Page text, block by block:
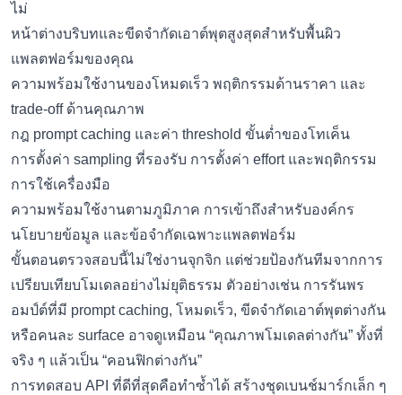
ไม่
หน้าต่างบริบทและขีดจำกัดเอาต์พุตสูงสุดสำหรับพื้นผิว
แพลตฟอร์มของคุณ
ความพร้อมใช้งานของโหมดเร็ว พฤติกรรมด้านราคา และ
trade-off ด้านคุณภาพ
กฎ prompt caching และค่า threshold ขั้นต่ำของโทเค็น
การตั้งค่า sampling ที่รองรับ การตั้งค่า effort และพฤติกรรม
การใช้เครื่องมือ
ความพร้อมใช้งานตามภูมิภาค การเข้าถึงสำหรับองค์กร
นโยบายข้อมูล และข้อจำกัดเฉพาะแพลตฟอร์ม
ขั้นตอนตรวจสอบนี้ไม่ใช่งานจุกจิก แต่ช่วยป้องกันทีมจากการ
เปรียบเทียบโมเดลอย่างไม่ยุติธรรม ตัวอย่างเช่น การรันพร
อมป์ต์ที่มี prompt caching, โหมดเร็ว, ขีดจำกัดเอาต์พุตต่างกัน
หรือคนละ surface อาจดูเหมือน “คุณภาพโมเดลต่างกัน” ทั้งที่
จริง ๆ แล้วเป็น “คอนฟิกต่างกัน”
การทดสอบ API ที่ดีที่สุดคือทำซ้ำได้ สร้างชุดเบนช์มาร์กเล็ก ๆ